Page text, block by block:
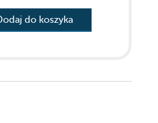
do koszyka